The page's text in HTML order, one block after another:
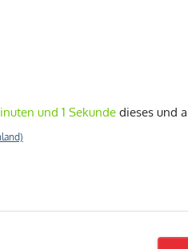
und 0 Sekundendieses und